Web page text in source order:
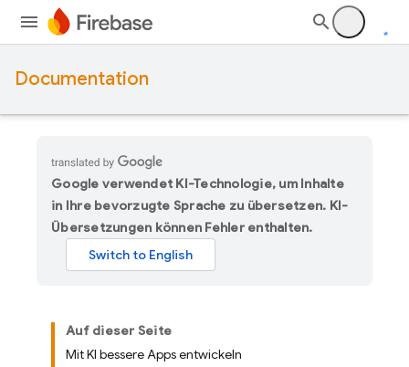
Documentation
Google verwendet KI-Technologie, um Inhalte
in Ihre bevorzugte Sprache zu übersetzen. KI-
Übersetzungen können Fehler enthalten.
Auf dieser Seite
Mit KI bessere Apps entwickeln